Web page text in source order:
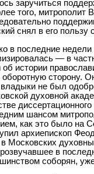
заручиться
того, митрополит
снял в его
в последние
— в
об истории
сторону.
не был
духовной
шансом
как это было на
архиепископ
в Московских
в
соборян,